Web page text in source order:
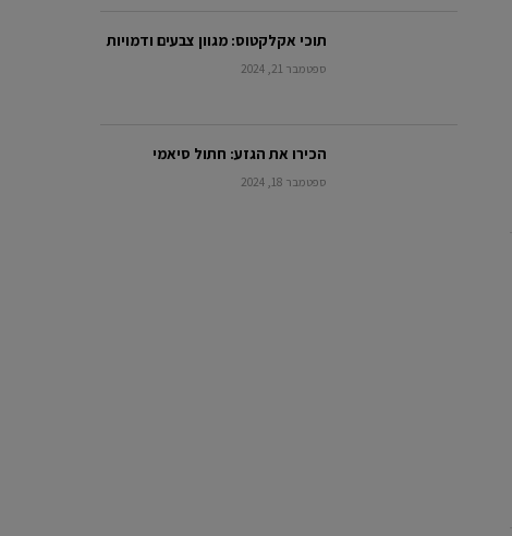
תוכי אקלקטוס: מגוון צבעים ודמויות
ספטמבר 21, 2024
הכירו את הגזע: חתול סיאמי
ספטמבר 18, 2024